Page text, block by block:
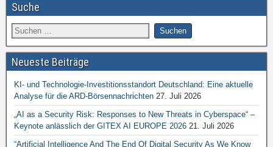
Suche
Neueste Beiträge
KI- und Technologie-Investitionsstandort Deutschland: Eine aktuelle
Analyse für die ARD-Börsennachrichten 27. Juli 2026
„AI as a Security Risk: Responses to New Threats in Cyberspace“ –
Keynote anlässlich der GITEX AI EUROPE 2026 21. Juli 2026
“Artificial Intelligence And The End Of Digital Security As We Know